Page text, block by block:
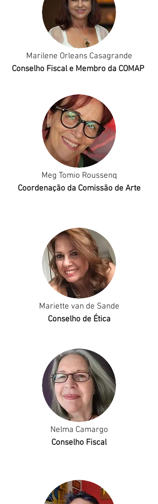
Marilene Orleans Casagrande
Conselho Fiscal e Membro da COMAP
Meg Tomio Roussenq
Coordenação da Comissão de Arte
Mariette van de Sande
Conselho de Ética
Nelma Camargo
Conselho Fiscal